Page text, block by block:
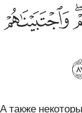
صراط مستقيم ٨٧
صِرَٰطٍۢ مُّسْتَقِيمٍۢ ٨٧
ﲐ
А также